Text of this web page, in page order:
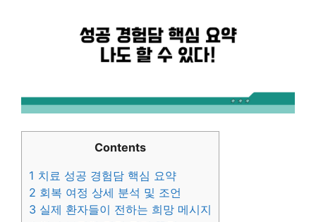
Contents
1 치료 성공 경험담 핵심 요약
2 회복 여정 상세 분석 및 조언
3 실제 환자들이 전하는 희망 메시지